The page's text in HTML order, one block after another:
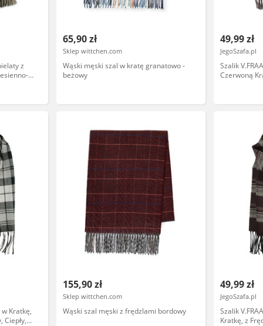
z
65,90 zł
Sklep wittchen.com
Wąski męski szal w kratę granatowo -
beżowy
49,99 zł
JegoSzafa.pl
Szalik
Czerwoną
w Kratkę,
Ciepły,
155,90 zł
Sklep wittchen.com
Wąski szal męski z frędzlami bordowy
49,99 zł
JegoSzafa.pl
Szalik
Kratkę, z